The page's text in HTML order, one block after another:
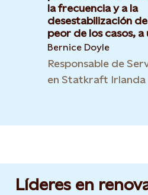
la frecuencia y a la
desestabilización
peor de los casos, a
Bernice Doyle
Responsable de
en Statkraft Irlanda
Líderes en